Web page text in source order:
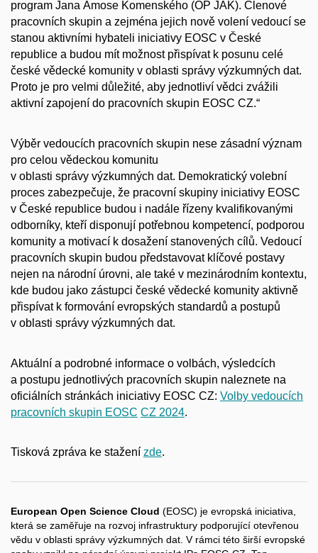
program Jana Ámose Komenského (OP JAK). Členové
pracovních skupin a zejména jejich nově volení vedoucí se
stanou aktivními hybateli iniciativy EOSC v České
republice a budou mít možnost přispívat k posunu celé
české vědecké komunity v oblasti správy výzkumných dat.
Proto je pro velmi důležité, aby jednotliví vědci zvážili
aktivní zapojení do pracovních skupin EOSC CZ.“
Výběr vedoucích pracovních skupin nese zásadní význam
pro celou vědeckou komunitu
v oblasti správy výzkumných dat. Demokratický volební
proces zabezpečuje, že pracovní skupiny iniciativy EOSC
v České republice budou i nadále řízeny kvalifikovanými
odborníky, kteří disponují potřebnou kompetencí, podporou
komunity a motivací k dosažení stanovených cílů. Vedoucí
pracovních skupin budou představovat klíčové postavy
nejen na národní úrovni, ale také v mezinárodním kontextu,
kde budou jako zástupci české vědecké komunity aktivně
přispívat k formování evropských standardů a postupů
v oblasti správy výzkumných dat.
Aktuální a podrobné informace o volbách, výsledcích
a postupu jednotlivých pracovních skupin naleznete na
oficiálních stránkách iniciativy EOSC CZ: Volby vedoucích
pracovních skupin EOSC CZ 2024.
Tisková zpráva ke stažení zde.
European Open Science Cloud (EOSC) je evropská iniciativa,
která se zaměřuje na rozvoj infrastruktury podporující otevřenou
vědu v oblasti správy výzkumných dat. V rámci této širší evropské